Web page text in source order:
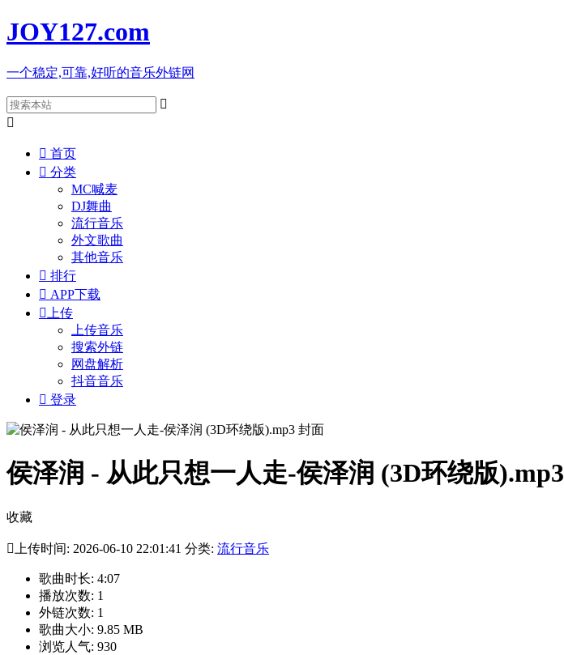
JOY127.com
一个稳定,可靠,好听的音乐外链网


 首页
 分类
MC喊麦
DJ舞曲
流行音乐
外文歌曲
其他音乐
 排行
 APP下载
 上传
上传音乐
搜索外链
网盘解析
抖音音乐
 登录
侯泽润 - 从此只想一人走-侯泽润 (3D环绕版).mp3
收藏
 上传时间: 2026-06-10 22:01:41 分类: 流行音乐
歌曲时长: 4:07
播放次数: 1
外链次数: 1
歌曲大小: 9.85 MB
浏览人气: 930